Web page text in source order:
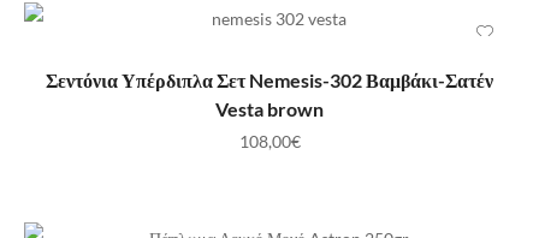
ΠΡΟΣΘΉΚΗ ΣΤΟ ΚΑΛΆΘΙ
Σεντόνια Υπέρδιπλα Σετ Nemesis-302 Βαμβάκι-Σατέν
Vesta brown
108,00€